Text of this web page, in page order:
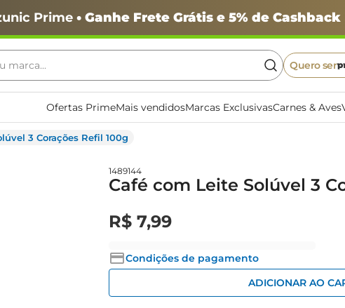
Prime• Ganhe Frete Grátis e 5% de Cashback
marca...
Quero ser
Ofertas PrimeMais vendidosMarcas ExclusivasCarnes & Aves
3 Corações Refil 100g
1489144
Café com Leite Solúvel 3
R$ 7,99
Condições de pagamento
ADICIONAR AO